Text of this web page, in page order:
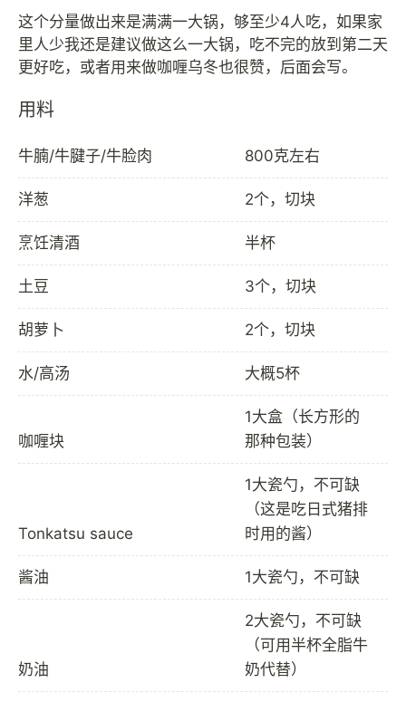
这个分量做出来是满满一大锅，够至少4人吃，如果家
里人少我还是建议做这么一大锅，吃不完的放到第二天
用料
牛腩/牛腱子/牛脸肉 800克左右
洋葱 2个，切块
烹饪清酒 半杯
土豆 3个，切块
胡萝卜 2个，切块
水/高汤 大概5杯
咖喱块
1大盒（长方形的
那种包装）
Tonkatsu sauce
1大瓷勺，不可缺
（这是吃日式猪排
时用的酱）
酱油 1大瓷勺，不可缺
奶油
2大瓷勺，不可缺
（可用半杯全脂牛
奶代替）